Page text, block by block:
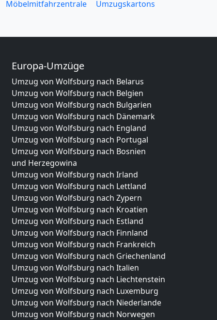
Möbelmitfahrzentrale
Umzugskartons
Europa-Umzüge
Umzug von Wolfsburg nach Belarus
Umzug von Wolfsburg nach Belgien
Umzug von Wolfsburg nach Bulgarien
Umzug von Wolfsburg nach Dänemark
Umzug von Wolfsburg nach England
Umzug von Wolfsburg nach Portugal
Umzug von Wolfsburg nach Bosnien
und Herzegowina
Umzug von Wolfsburg nach Irland
Umzug von Wolfsburg nach Lettland
Umzug von Wolfsburg nach Zypern
Umzug von Wolfsburg nach Kroatien
Umzug von Wolfsburg nach Estland
Umzug von Wolfsburg nach Finnland
Umzug von Wolfsburg nach Frankreich
Umzug von Wolfsburg nach Griechenland
Umzug von Wolfsburg nach Italien
Umzug von Wolfsburg nach Liechtenstein
Umzug von Wolfsburg nach Luxemburg
Umzug von Wolfsburg nach Niederlande
Umzug von Wolfsburg nach Norwegen